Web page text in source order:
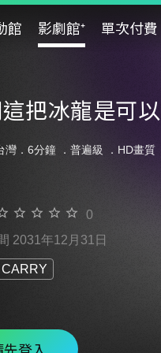
館 影劇館⁺ 單次付費
把冰龍是可
灣．6分鐘 ． 普遍級 ．HD畫質
0
2031年12月31日
CARRY